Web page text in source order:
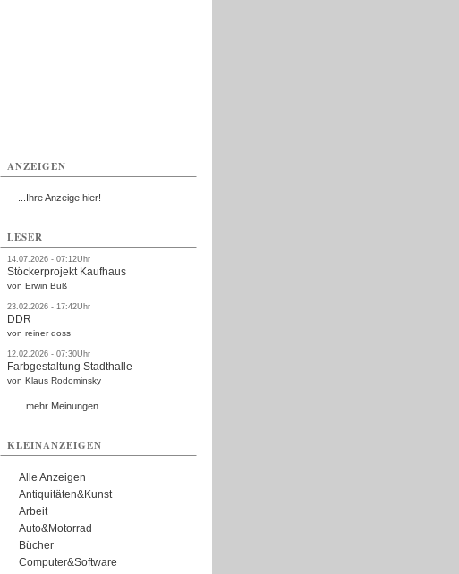
ANZEIGEN
...Ihre Anzeige hier!
LESER
14.07.2026 - 07:12Uhr
Stöckerprojekt Kaufhaus
von Erwin Buß
23.02.2026 - 17:42Uhr
DDR
von reiner doss
12.02.2026 - 07:30Uhr
Farbgestaltung Stadthalle
von Klaus Rodominsky
...mehr Meinungen
KLEINANZEIGEN
Alle Anzeigen
Antiquitäten&Kunst
Arbeit
Auto&Motorrad
Bücher
Computer&Software